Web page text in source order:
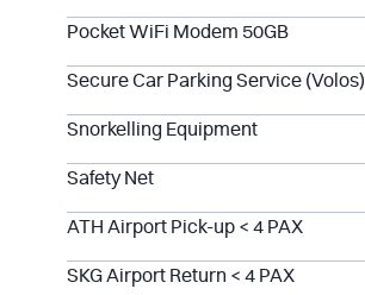
Pocket WiFi Modem 50GB
Secure Car Parking Service (Volos)
Snorkelling Equipment
Safety Net
ATH Airport Pick-up < 4 PAX
SKG Airport Return < 4 PAX